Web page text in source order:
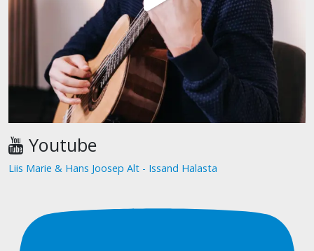
Youtube
Liis Marie & Hans Joosep Alt - Issand Halasta